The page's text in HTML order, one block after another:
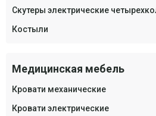
Скутеры электрические
Костыли
Медицинская мебель
Кровати механические
Кровати электрические